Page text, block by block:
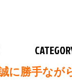
に勝手なが